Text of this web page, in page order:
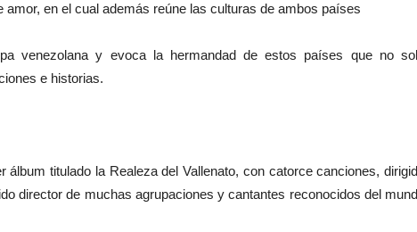
amor, en el cual además reúne las culturas de ambos países
venezolana y evoca la hermandad de estos países que no
e historias.
álbum titulado la Realeza del Vallenato, con catorce canciones,
director de muchas agrupaciones y cantantes reconocidos del